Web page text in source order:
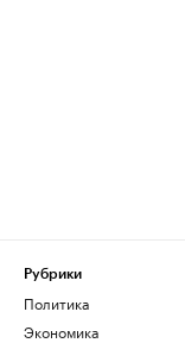
Рубрики
Политика
Экономика